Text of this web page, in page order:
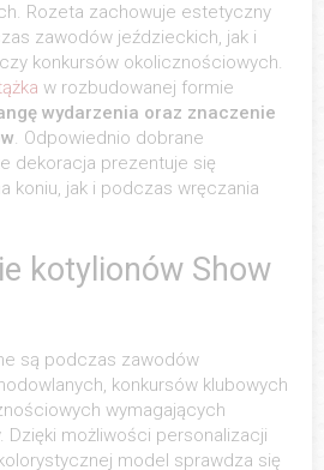
Rozeta zachowuje estetyczny
zawodów jeździeckich, jak i
konkursów okolicznościowych.
w rozbudowanej formie
wydarzenia oraz znaczenie
. Odpowiednio dobrane
dekoracja prezentuje się
koniu, jak i podczas wręczania
kotylionów Show
są podczas zawodów
konkursów klubowych
wymagających
Dzięki możliwości personalizacji
model sprawdza się